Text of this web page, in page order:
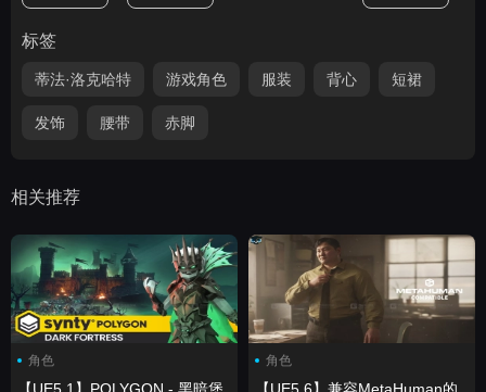
标签
蒂法·洛克哈特 游戏角色 服装 背心 短裙
发饰 腰带 赤脚
相关推荐
角色
【UE5.1】POLYGON - 黑暗堡
角色
【UE5.6】兼容MetaHuman的